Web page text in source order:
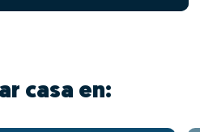
casa en: